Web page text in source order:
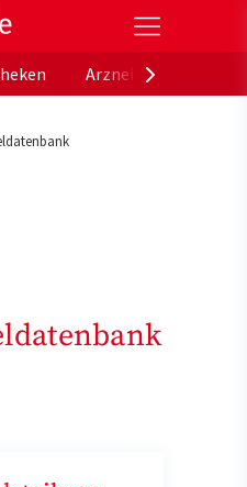
Gesundheitsportal der